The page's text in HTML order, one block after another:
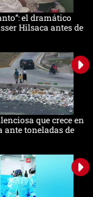
el dramático
Hilsaca antes de
que crece en
ante toneladas de